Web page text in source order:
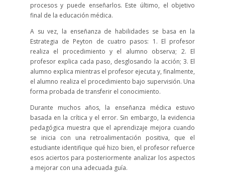
procesos y puede enseñarlos. Este último, el objetivo
final de la educación médica.
A su vez, la enseñanza de habilidades se basa en la
Estrategia de Peyton de cuatro pasos: 1. El profesor
realiza el procedimiento y el alumno observa; 2. El
profesor explica cada paso, desglosando la acción; 3. El
alumno explica mientras el profesor ejecuta y, finalmente,
el alumno realiza el procedimiento bajo supervisión. Una
forma probada de transferir el conocimiento.
Durante muchos años, la enseñanza médica estuvo
basada en la crítica y el error. Sin embargo, la evidencia
pedagógica muestra que el aprendizaje mejora cuando
se inicia con una retroalimentación positiva, que el
estudiante identifique qué hizo bien, el profesor refuerce
esos aciertos para posteriormente analizar los aspectos
a mejorar con una adecuada guía.